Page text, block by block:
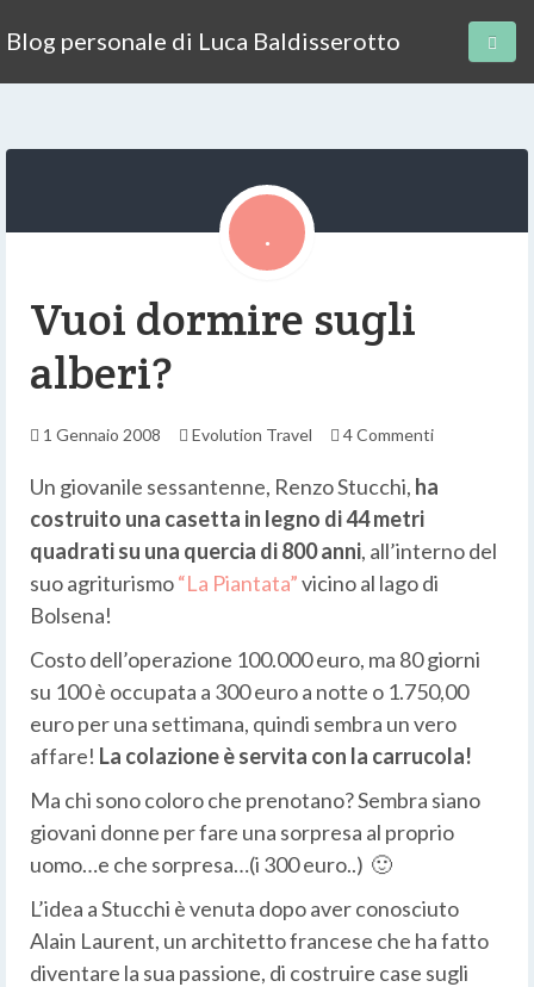
Blog personale di Luca Baldisserotto
Vuoi dormire sugli
alberi?
1 Gennaio 2008 Evolution Travel 4 Commenti
Un giovanile sessantenne, Renzo Stucchi, ha
costruito una casetta in legno di 44 metri
quadrati su una quercia di 800 anni, all’interno del
suo agriturismo“La Piantata”vicino al lago di
Bolsena!
Costo dell’operazione 100.000 euro, ma 80 giorni
su 100 è occupata a 300 euro a notte o 1.750,00
euro per una settimana, quindi sembra un vero
affare! La colazione è servita con la carrucola!
Ma chi sono coloro che prenotano? Sembra siano
giovani donne per fare una sorpresa al proprio
uomo…e che sorpresa…(i 300 euro..) 🙂
L’idea a Stucchi è venuta dopo aver conosciuto
Alain Laurent, un architetto francese che ha fatto
diventare la sua passione, di costruire case sugli